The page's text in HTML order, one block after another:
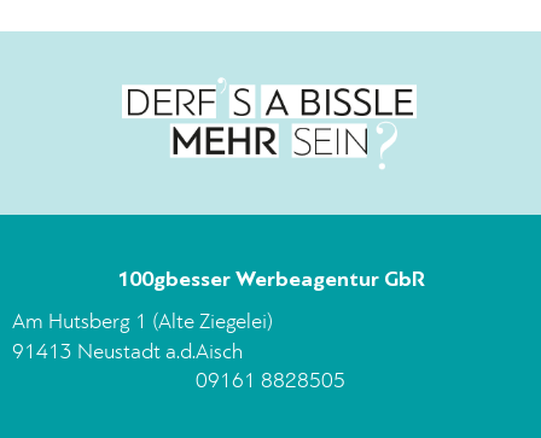
100gbesser Werbeagentur GbR
Am Hutsberg 1 (Alte Ziegelei)
91413 Neustadt a.d.Aisch
09161 8828505